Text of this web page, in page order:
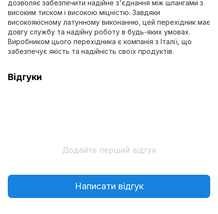
дозволяє забезпечити надійне з'єднання між шлангами з
високим тиском і високою міцністю. Завдяки
високоякісному латунному виконанню, цей перехідник має
довгу службу та надійну роботу в будь-яких умовах.
Виробником цього перехідника є компанія з Італії, що
забезпечує якість та надійність своїх продуктів.
Відгуки
Додайте перший відгук
Написати відгук